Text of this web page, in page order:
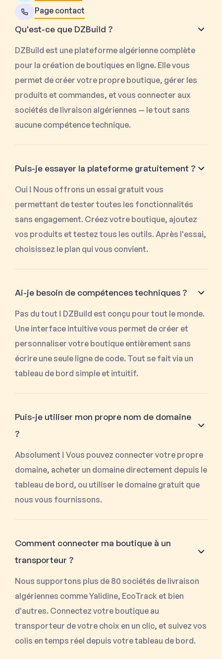
Page contact
Qu'est-ce que DZBuild ?
DZBuild est une plateforme algérienne complète
pour la création de boutiques en ligne. Elle vous
permet de créer votre propre boutique, gérer les
produits et commandes, et vous connecter aux
sociétés de livraison algériennes — le tout sans
aucune compétence technique.
Puis-je essayer la plateforme gratuitement ?
Oui ! Nous offrons un essai gratuit vous
permettant de tester toutes les fonctionnalités
sans engagement. Créez votre boutique, ajoutez
vos produits et testez tous les outils. Après l'essai,
choisissez le plan qui vous convient.
Ai-je besoin de compétences techniques ?
Pas du tout ! DZBuild est conçu pour tout le monde.
Une interface intuitive vous permet de créer et
personnaliser votre boutique entièrement sans
écrire une seule ligne de code. Tout se fait via un
tableau de bord simple et intuitif.
Puis-je utiliser mon propre nom de domaine
?
Absolument ! Vous pouvez connecter votre propre
domaine, acheter un domaine directement depuis le
tableau de bord, ou utiliser le domaine gratuit que
nous vous fournissons.
Comment connecter ma boutique à un
transporteur ?
Nous supportons plus de 80 sociétés de livraison
algériennes comme Yalidine, EcoTrack et bien
d'autres. Connectez votre boutique au
transporteur de votre choix en un clic, et suivez vos
colis en temps réel depuis votre tableau de bord.